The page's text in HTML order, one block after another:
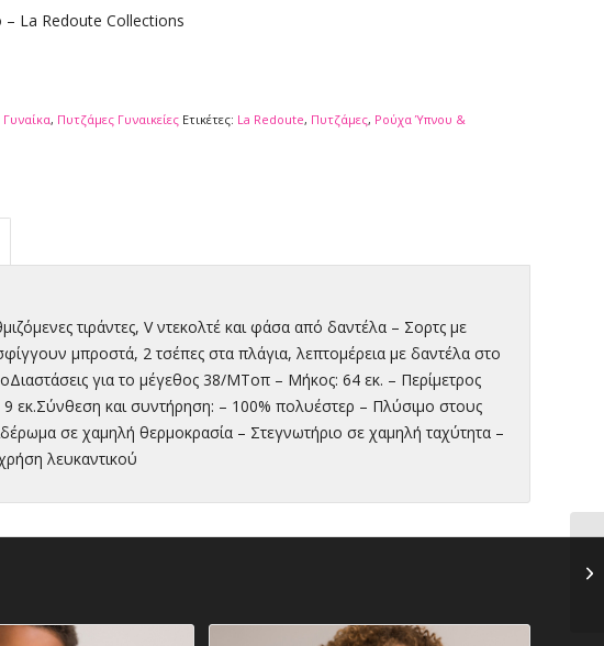
– La Redoute Collections
Γυναίκα, Πυτζάμες Γυναικείες Ετικέτες: La Redoute, Πυτζάμες, Ρούχα Ύπνου &
τιράντες, V ντεκολτέ και φάσα από δαντέλα – Σορτς με
μπροστά, 2 τσέπες στα πλάγια, λεπτομέρεια με δαντέλα στο
για το μέγεθος 38/MΤοπ – Μήκος: 64 εκ. – Περίμετρος
εκ.Σύνθεση και συντήρηση: – 100% πολυέστερ – Πλύσιμο στους
σε χαμηλή θερμοκρασία – Στεγνωτήριο σε χαμηλή ταχύτητα –
λευκαντικού